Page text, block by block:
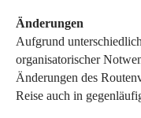
Änderungen
Aufgrund
organisatorischer
Änderungen des
Reise auch in